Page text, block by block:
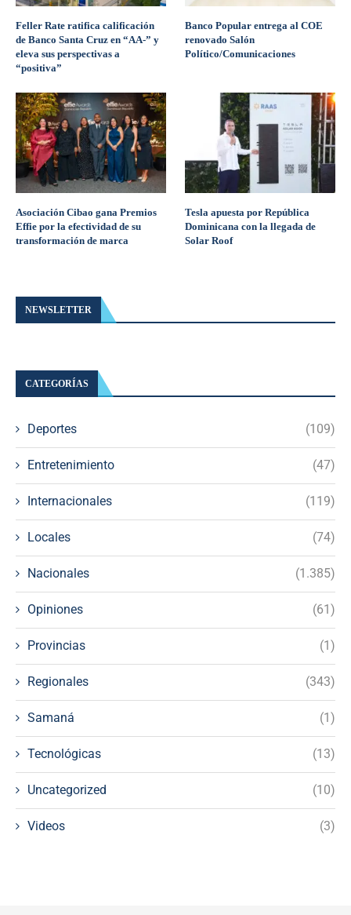
Feller Rate ratifica calificación
de Banco Santa Cruz en “AA-” y
eleva sus perspectivas a
“positiva”
Banco Popular entrega al COE
renovado Salón
Político/Comunicaciones
Asociación Cibao gana Premios
Effie por la efectividad de su
transformación de marca
Tesla apuesta por República
Dominicana con la llegada de
Solar Roof
NEWSLETTER
CATEGORÍAS
Deportes (109)
Entretenimiento (47)
Internacionales (119)
Locales (74)
Nacionales (1.385)
Opiniones (61)
Provincias (1)
Regionales (343)
Samaná (1)
Tecnológicas (13)
Uncategorized (10)
Videos (3)